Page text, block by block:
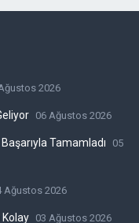
2026
06 Ağustos 2026
Tamamladı
05
Ağustos 2026
Kolay 03 Ağustos 2026